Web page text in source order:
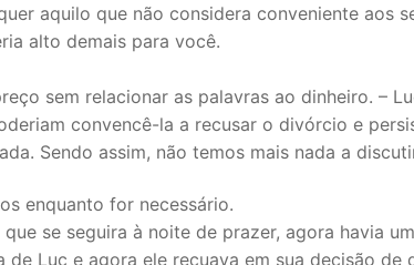
aquilo que não considera conveniente aos
alto demais para você.
sem relacionar as palavras ao dinheiro. –
convencê-la a recusar o divórcio e
Sendo assim, não temos mais nada a
enquanto for necessário.
se seguira à noite de prazer, agora havia
Luc e agora ele recuava em sua decisão de